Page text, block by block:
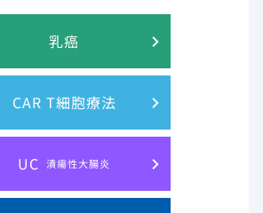
乳癌
CAR T細胞療法
UC 潰瘍性大腸炎